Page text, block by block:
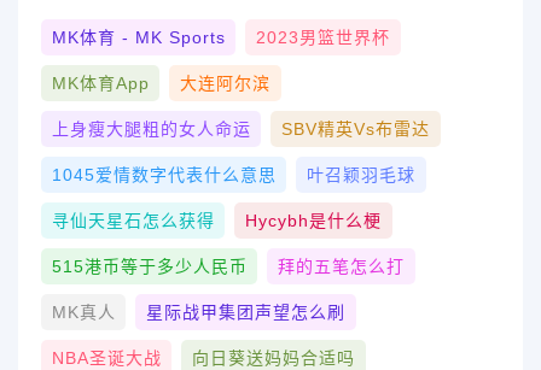
MK体育 - MK Sports 2023男篮世界杯
MK体育App 大连阿尔滨
上身瘦大腿粗的女人命运 SBV精英vs布雷达
1045爱情数字代表什么意思 叶召颖羽毛球
寻仙天星石怎么获得 Hycybh是什么梗
515港币等于多少人民币 拜的五笔怎么打
MK真人 星际战甲集团声望怎么刷
NBA圣诞大战 向日葵送妈妈合适吗